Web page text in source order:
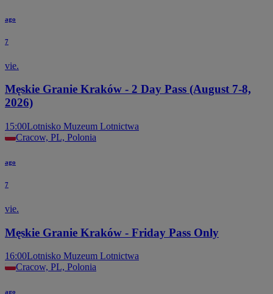
ago
7
vie.
Męskie Granie Kraków - 2 Day Pass (August 7-8,
2026)
15:00Lotnisko Muzeum Lotnictwa
Cracow, PL, Polonia
ago
7
vie.
Męskie Granie Kraków - Friday Pass Only
16:00Lotnisko Muzeum Lotnictwa
Cracow, PL, Polonia
ago